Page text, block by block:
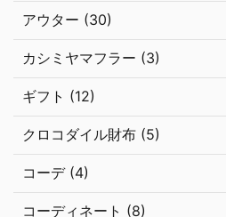
アウター (30)
カシミヤマフラー (3)
ギフト (12)
クロコダイル財布 (5)
コーデ (4)
コーディネート (8)